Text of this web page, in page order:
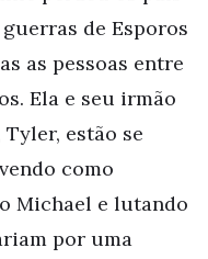
de Esporos
as pessoas entre
Ela e seu irmão
estão se
como
Michael e lutando
por uma